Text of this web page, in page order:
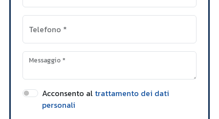
Telefono *
Messaggio*
Acconsento al trattamento dei dati
personali